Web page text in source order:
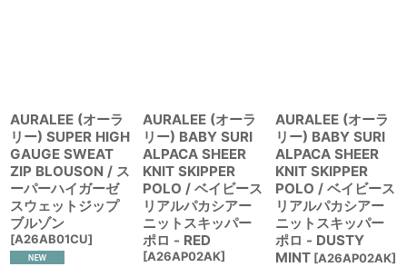
絞り込む
AURALEE (オーラ
リー) SUPER HIGH
GAUGE SWEAT
ZIP BLOUSON / ス
ーパーハイガーゼ
スウェットジップ
ブルゾン
[A26AB01CU]
AURALEE (オーラ
リー) BABY SURI
ALPACA SHEER
KNIT SKIPPER
POLO / ベイビース
リアルパカシアー
ニットスキッパー
ポロ - RED
[A26AP02AK]
AURALEE (オーラ
リー) BABY SURI
ALPACA SHEER
KNIT SKIPPER
POLO / ベイビース
リアルパカシアー
ニットスキッパー
ポロ - DUSTY
MINT [A26AP02AK]